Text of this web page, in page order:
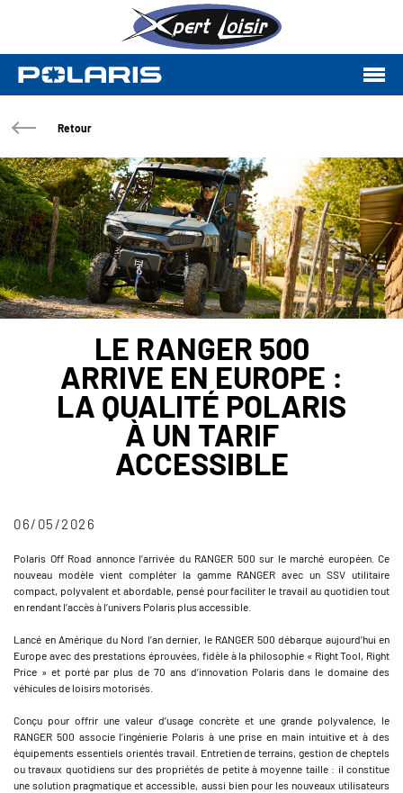
Retour
LE RANGER 500
ARRIVE EN EUROPE :
LA QUALITÉ POLARIS
À UN TARIF
ACCESSIBLE
06/05/2026
Polaris Off Road annonce l’arrivée du RANGER 500 sur le marché européen. Ce
nouveau modèle vient compléter la gamme RANGER avec un SSV utilitaire
compact, polyvalent et abordable, pensé pour faciliter le travail au quotidien tout
en rendant l’accès à l’univers Polaris plus accessible.
Lancé en Amérique du Nord l’an dernier, le RANGER 500 débarque aujourd’hui en
Europe avec des prestations éprouvées, fidèle à la philosophie « Right Tool, Right
Price » et porté par plus de 70 ans d’innovation Polaris dans le domaine des
véhicules de loisirs motorisés.
Conçu pour offrir une valeur d’usage concrète et une grande polyvalence, le
RANGER 500 associe l’ingénierie Polaris à une prise en main intuitive et à des
équipements essentiels orientés travail. Entretien de terrains, gestion de cheptels
ou travaux quotidiens sur des propriétés de petite à moyenne taille : il constitue
une solution pragmatique et accessible, aussi bien pour les nouveaux utilisateurs